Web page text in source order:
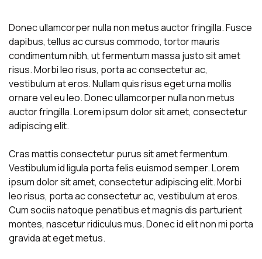
Donec ullamcorper nulla non metus auctor fringilla. Fusce
dapibus, tellus ac cursus commodo, tortor mauris
condimentum nibh, ut fermentum massa justo sit amet
risus. Morbi leo risus, porta ac consectetur ac,
vestibulum at eros. Nullam quis risus eget urna mollis
ornare vel eu leo. Donec ullamcorper nulla non metus
auctor fringilla. Lorem ipsum dolor sit amet, consectetur
adipiscing elit.
Cras mattis consectetur purus sit amet fermentum.
Vestibulum id ligula porta felis euismod semper. Lorem
ipsum dolor sit amet, consectetur adipiscing elit. Morbi
leo risus, porta ac consectetur ac, vestibulum at eros.
Cum sociis natoque penatibus et magnis dis parturient
montes, nascetur ridiculus mus. Donec id elit non mi porta
gravida at eget metus.